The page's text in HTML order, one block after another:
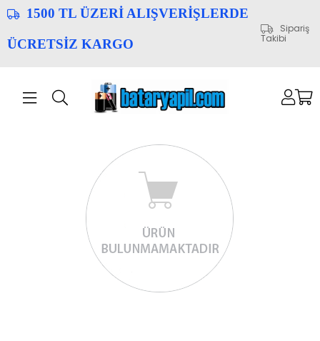
1500 TL ÜZERİ ALIŞVERİŞLERDE
ÜCRETSİZ KARGO
Sipariş
Takibi